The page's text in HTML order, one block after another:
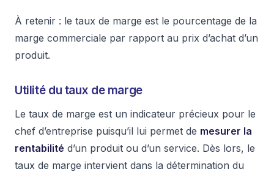
À retenir : le taux de marge est le pourcentage de la
marge commerciale par rapport au prix d’achat d’un
produit.
Utilité du taux de marge
Le taux de marge est un indicateur précieux pour le
chef d’entreprise puisqu’il lui permet de mesurer la
rentabilité d’un produit ou d’un service. Dès lors, le
taux de marge intervient dans la détermination du